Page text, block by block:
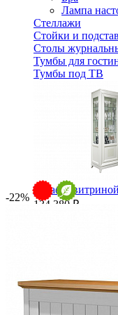
Лампа
Стеллажи
Стойки и
Столы
Тумбы для
Тумбы под ТВ
Шкаф с
134 380 ₽
Кровати
Кровати
Кровати
Зеркала
Комоды
-22%